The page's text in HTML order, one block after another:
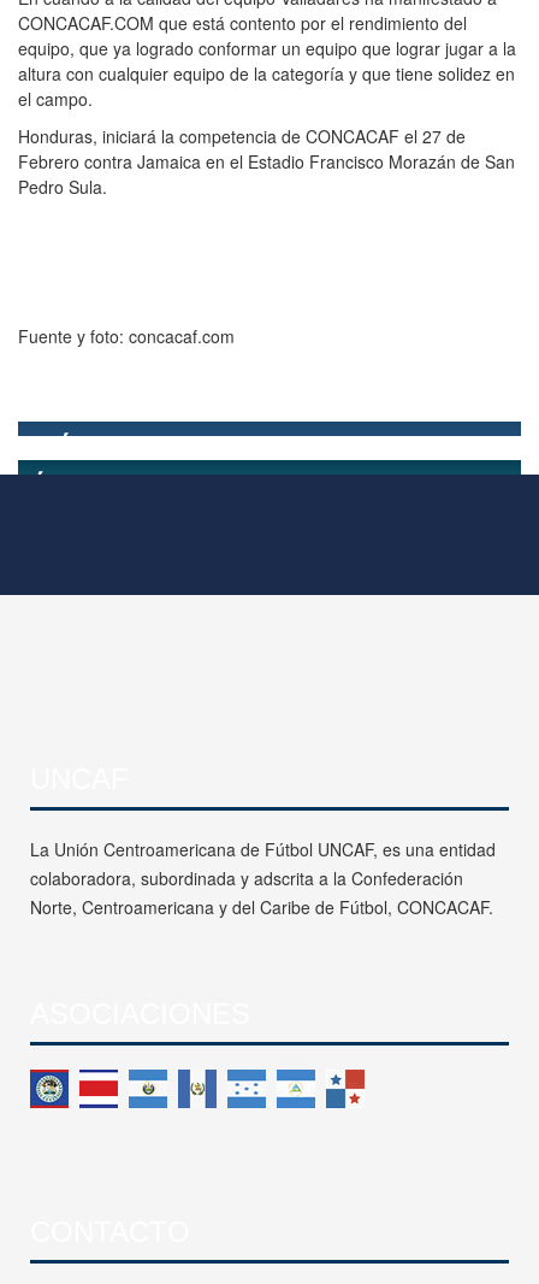
CONCACAF.COM que está contento por el rendimiento del
equipo, que ya logrado conformar un equipo que lograr jugar a la
altura con cualquier equipo de la categoría y que tiene solidez en
el campo.
Honduras, iniciará la competencia de CONCACAF el 27 de
Febrero contra Jamaica en el Estadio Francisco Morazán de San
Pedro Sula.
Fuente y foto: concacaf.com
La Unión Centroamericana de Fútbol UNCAF, es una entidad
colaboradora, subordinada y adscrita a la Confederación
Norte, Centroamericana y del Caribe de Fútbol, CONCACAF.